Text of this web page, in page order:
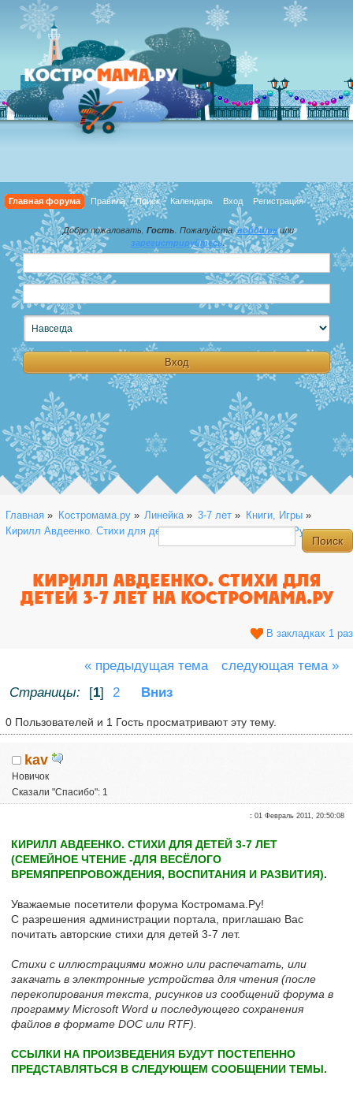
Главная форума Правила Поиск Календарь Вход Регистрация
Добро пожаловать, Гость . Пожалуйста,войдитеили
зарегистрируйтесь.
Главная » Костромама.ру» Линейка » 3-7 лет» Книги, Игры»
Кирилл Авдеенко. Стихи для детей 3-7 лет на Костромама.Ру
КИРИЛЛ АВДЕЕНКО. СТИХИ ДЛЯ
ДЕТЕЙ 3-7 ЛЕТ НА КОСТРОМАМА.РУ
В закладках 1 раз
« предыдущая тема
следующая тема »
Страницы:
[1] 2 Вниз
0 Пользователей и 1 Гость просматривают эту тему.
kav
Новичок
Сказали "Спасибо": 1
:01 Февраль 2011, 20:50:08
КИРИЛЛ АВДЕЕНКО. СТИХИ ДЛЯ ДЕТЕЙ 3-7 ЛЕТ
(СЕМЕЙНОЕ ЧТЕНИЕ -ДЛЯ ВЕСЁЛОГО
ВРЕМЯПРЕПРОВОЖДЕНИЯ, ВОСПИТАНИЯ И РАЗВИТИЯ).
Уважаемые посетители форума Костромама.Ру!
С разрешения администрации портала, приглашаю Вас
почитать авторские стихи для детей 3-7 лет.
Стихи с иллюстрациями можно или распечатать, или
закачать в электронные устройства для чтения (после
перекопирования текста, рисунков из сообщений форума в
программу Microsoft Word и последующего сохранения
файлов в формате DOC или RTF).
ССЫЛКИ НА ПРОИЗВЕДЕНИЯ БУДУТ ПОСТЕПЕННО
ПРЕДСТАВЛЯТЬСЯ В СЛЕДУЮЩЕМ СООБЩЕНИИ ТЕМЫ.